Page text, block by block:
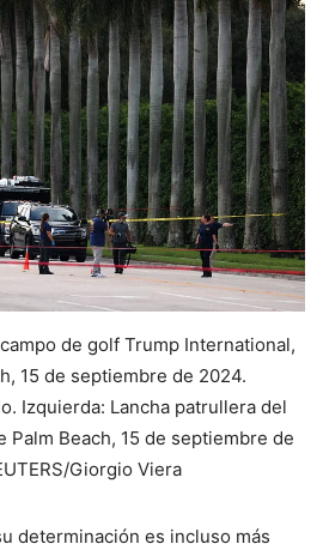
de golf Trump International,
15 de septiembre de 2024.
Izquierda: Lancha patrullera del
Palm Beach, 15 de septiembre de
Giorgio Viera
determinación es incluso más